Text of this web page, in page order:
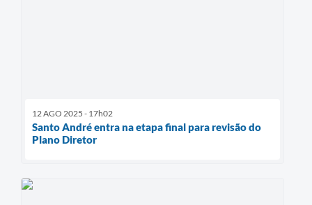
12 AGO 2025 - 17h02
Santo André entra na etapa final para revisão do
Plano Diretor